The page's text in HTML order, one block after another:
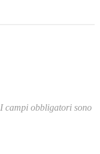
I campi obbligatori sono